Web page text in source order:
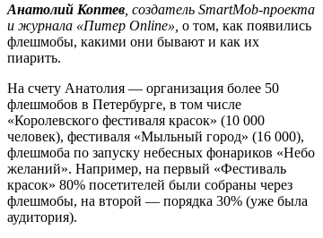
Анатолий Коптев создатель SmartMob-проекта
и журнала «Питер Online», о том, как появились
флешмобы, какими они бывают и как их
пиарить.
На счету Анатолия — организация более 50
флешмобов в Петербурге, в том числе
«Королевского фестиваля красок» (10 000
человек), фестиваля «Мыльный город» (16 000),
флешмоба по запуску небесных фонариков «Небо
желаний». Например, на первый «Фестиваль
красок» 80% посетителей были собраны через
флешмобы, на второй — порядка 30% (уже была
аудитория).